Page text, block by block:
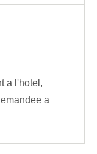
a l'hotel,
a